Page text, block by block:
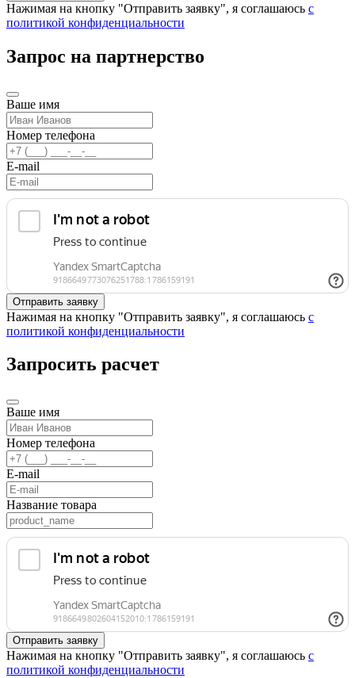
Нажимая на кнопку "Отправить заявку", я соглашаюсь с
политикой конфиденциальности
Запрос на партнерство
Ваше имя
Номер телефона
E-mail
Нажимая на кнопку "Отправить заявку", я соглашаюсь с
политикой конфиденциальности
Запросить расчет
Ваше имя
Номер телефона
E-mail
Название товара
Нажимая на кнопку "Отправить заявку", я соглашаюсь с
политикой конфиденциальности